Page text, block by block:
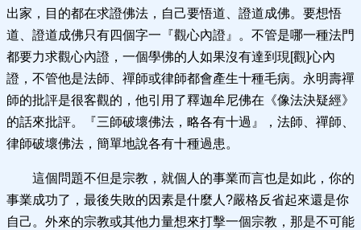
出家，目的都在求證佛法，自己要悟道、證道成佛。要想悟
道、證道成佛只有四個字一『觀心內證』。不管是哪一種法門
都要力求觀心內證，一個學佛的人如果沒有達到現[觀]心內
證，不管他是法師、禪師或律師都會產生十種毛病。永明壽禪
師的批評是很客觀的，他引用了釋迦牟尼佛在《像法決疑經》
的話來批評。『三師破壞佛法，略各有十過』，法師、禪師、
律師破壞佛法，簡單地說各有十種過患。
這個問題不但是宗教，就個人的事業而言也是如此，你的
事業成功了，最後失敗的因素是什麼人?嚴格反省起來還是你
自己。外來的宗教或其他力量想來打擊一個宗教，那是不可能